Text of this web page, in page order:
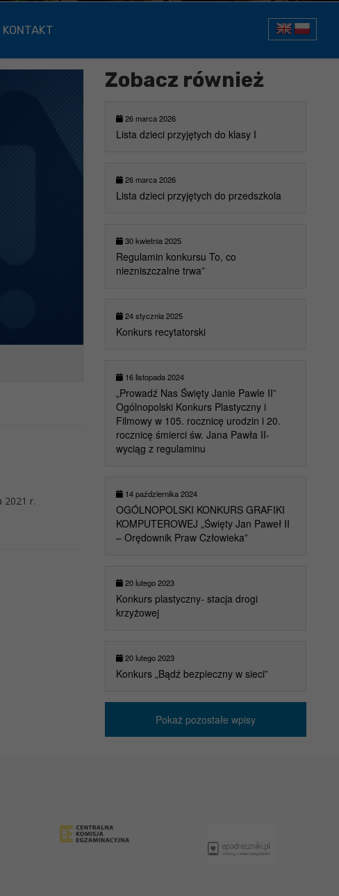
KONTAKT
2021 r.
Zobacz również
26 marca 2026
Lista dzieci przyjętych do klasy I
26 marca 2026
Lista dzieci przyjętych do przedszkola
30 kwietnia 2025
Regulamin konkursu To, co
niezniszczalne trwa”
24 stycznia 2025
Konkurs recytatorski
16 listopada 2024
„Prowadź Nas Święty Janie Pawle II”
Ogólnopolski Konkurs Plastyczny i
Filmowy w 105. rocznicę urodzin i 20.
rocznicę śmierci św. Jana Pawła II-
wyciąg z regulaminu
14 października 2024
OGÓLNOPOLSKI KONKURS GRAFIKI
KOMPUTEROWEJ „Święty Jan Paweł II
– Orędownik Praw Człowieka”
20 lutego 2023
Konkurs plastyczny- stacja drogi
krzyżowej
20 lutego 2023
Konkurs „Bądź bezpieczny w sieci”
Pokaż pozostałe wpisy